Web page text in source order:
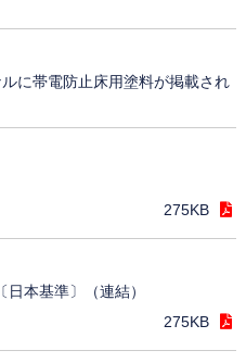
に帯電防止床用塗料が掲載され
275KB
本基準〕（連結）
275KB